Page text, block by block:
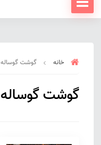
خانه گوشت گوساله
گوشت گوساله